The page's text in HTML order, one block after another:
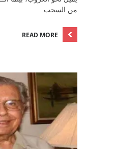
من السحب
READ MORE